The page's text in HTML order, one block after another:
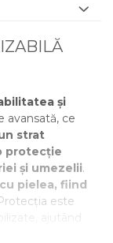
și
avansată, ce
strat
protecție
și umezelii.
pielea, fiind
este
ajutând